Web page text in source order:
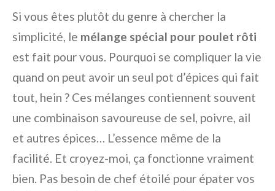
Si vous êtes plutôt du genre à chercher la
simplicité, le mélange spécial pour poulet rôti
est fait pour vous. Pourquoi se compliquer la vie
quand on peut avoir un seul pot d’épices qui fait
tout, hein ? Ces mélanges contiennent souvent
une combinaison savoureuse de sel, poivre, ail
et autres épices… L’essence même de la
facilité. Et croyez-moi, ça fonctionne vraiment
bien. Pas besoin de chef étoilé pour épater vos